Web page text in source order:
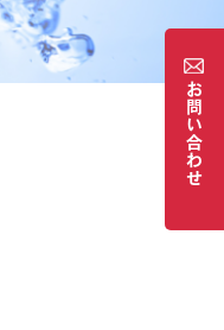
お
問
い
合
わ
せ